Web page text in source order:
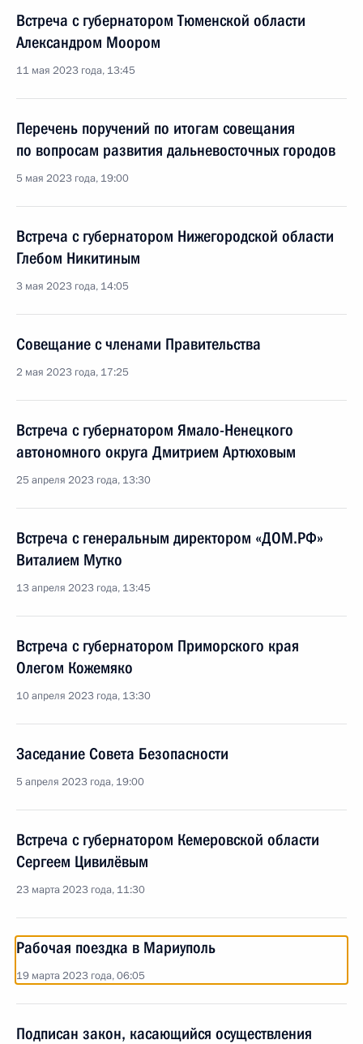
Встреча с губернатором Тюменской области
Александром Моором
11 мая 2023 года, 13:45
Перечень поручений по итогам совещания
по вопросам развития дальневосточных городов
5 мая 2023 года, 19:00
Встреча с губернатором Нижегородской области
Глебом Никитиным
3 мая 2023 года, 14:05
Совещание с членами Правительства
2 мая 2023 года, 17:25
Встреча с губернатором Ямало-Ненецкого
автономного округа Дмитрием Артюховым
25 апреля 2023 года, 13:30
Встреча с генеральным директором «ДОМ.РФ»
Виталием Мутко
13 апреля 2023 года, 13:45
Встреча с губернатором Приморского края
Олегом Кожемяко
10 апреля 2023 года, 13:30
Заседание Совета Безопасности
5 апреля 2023 года, 19:00
Встреча с губернатором Кемеровской области
Сергеем Цивилёвым
23 марта 2023 года, 11:30
Рабочая поездка в Мариуполь
19 марта 2023 года, 06:05
Подписан закон, касающийся осуществления